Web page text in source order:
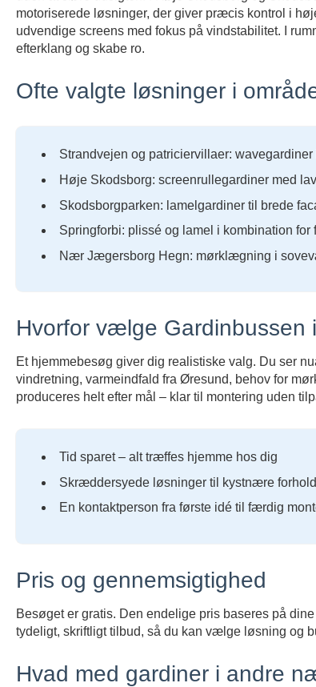
motoriserede løsninger, der giver præcis kontrol i
udvendige screens med fokus på vindstabilitet. I
efterklang og skabe ro.
Ofte valgte løsninger i
Strandvejen og patriciervillaer:
Høje Skodsborg: screenrullegardiner med
Skodsborgparken: lamelgardiner til brede
Springforbi: plissé og lamel i kombination
Nær Jægersborg Hegn: mørklægning i
Hvorfor vælge Gardinbussen
Et hjemmebesøg giver dig realistiske valg. Du ser
vindretning, varmeindfald fra Øresund, behov for
produceres helt efter mål – klar til montering uden
Tid sparet – alt træffes hjemme hos dig
Skræddersyede løsninger til kystnære forhold
En kontaktperson fra første idé til færdig
Pris og gennemsigtighed
Besøget er gratis. Den endelige pris baseres på
tydeligt, skriftligt tilbud, så du kan vælge løsning og
Hvad med gardiner i andre